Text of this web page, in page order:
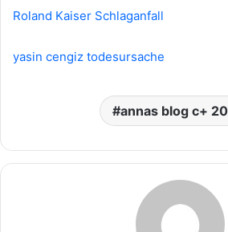
Roland Kaiser Schlaganfall
yasin cengiz todesursache
annas blog c+